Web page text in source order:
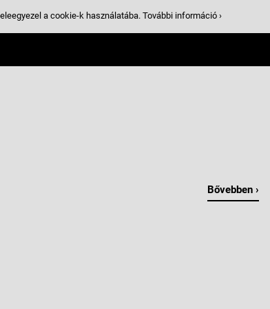
Bővebben ›
a cookie-k használatába. További információ ›